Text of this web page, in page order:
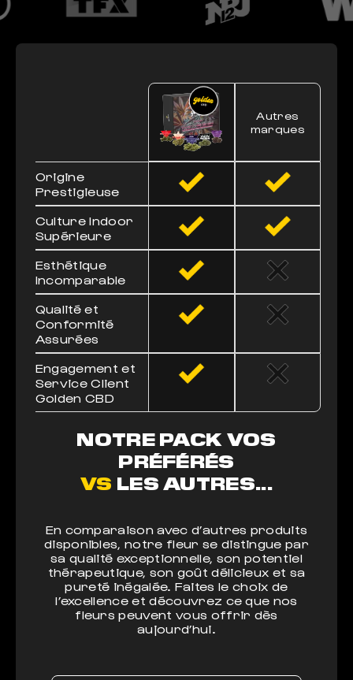
Autres
marques
Origine
Prestigieuse
Culture Indoor
Supérieure
Esthétique
Incomparable
Qualité et
Conformité
Assurées
Engagement et
Service Client
Golden CBD
NOTRE PACK VOS
PRÉFÉRÉS
VS LES AUTRES...
En comparaison avec d’autres produits
disponibles, notre fleur se distingue par
sa qualité exceptionnelle, son potentiel
thérapeutique, son goût délicieux et sa
pureté inégalée. Faites le choix de
l’excellence et découvrez ce que nos
fleurs peuvent vous offrir dès
aujourd’hui.